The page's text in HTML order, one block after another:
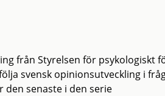
från Styrelsen för psykologiskt
svensk opinionsutveckling i
senaste i den serie